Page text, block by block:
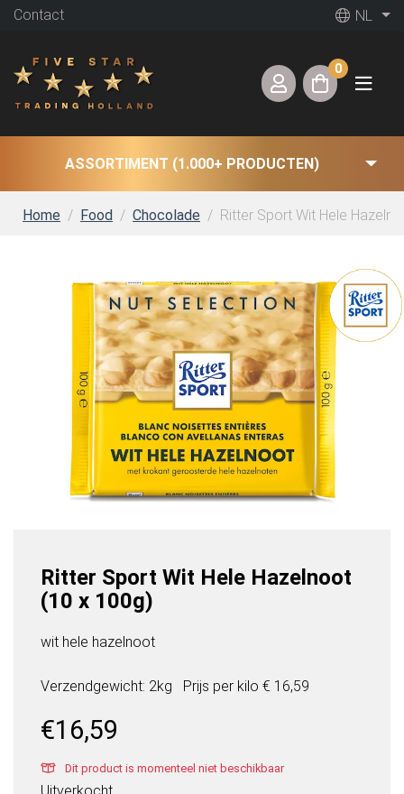
Contact NL
0
ASSORTIMENT (1.000+ PRODUCTEN)
Home Food Chocolade Ritter Sport Wit Hele
Ritter Sport Wit Hele Hazelnoot
(10 x 100g)
wit hele hazelnoot
Verzendgewicht: 2kg Prijs per kilo € 16,59
€16,59
Dit product is momenteel niet beschikbaar